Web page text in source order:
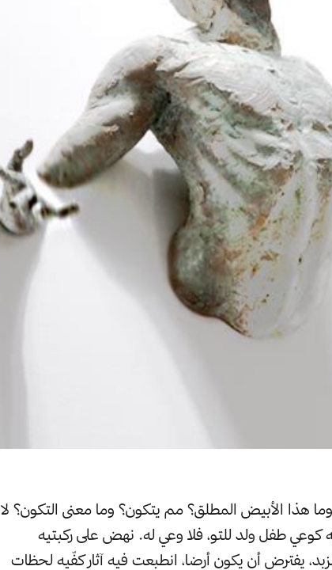
هذا الأبيض المطلق؟ مم يتكون؟ وما معنى التكون؟ لا
طفل ولد للتو، فلا وعي له. نهض على ركبتيه
يفترض أن يكون أرضا، انطبعت فيه آثار كفّيه لحظات